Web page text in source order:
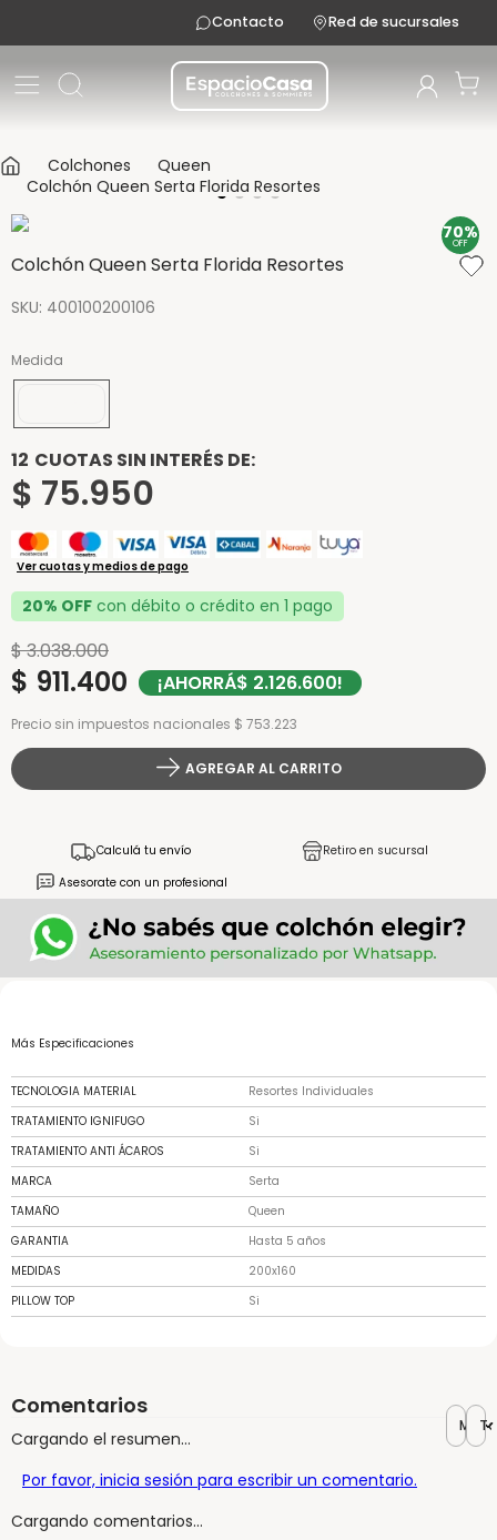
Contacto Red de sucursales
Colchones
Queen
Colchón Queen Serta Florida Resortes
70%
OFF
Colchón Queen Serta Florida Resortes
SKU: 400100200106
Medida
12 CUOTAS SIN INTERÉS DE:
$ 75.950
Ver cuotas y medios de pago
20% OFF con débito o crédito en 1 pago
$3.038.000
$ 911.400 ¡AHORRÁ$ 2.126.600!
Precio sin impuestos nacionales $ 753.223
AGREGAR AL CARRITO
Calculá tu envío
Retiro en sucursal
Asesorate con un profesional
Más Especificaciones
TECNOLOGIA MATERIAL
Resortes Individuales
TRATAMIENTO IGNIFUGO
Si
TRATAMIENTO ANTI ÁCAROS
Si
MARCA
Serta
TAMAÑO
Queen
GARANTIA
Hasta 5 años
MEDIDAS
200x160
PILLOW TOP
Si
Comentarios
Cargando el resumen…
Por favor, inicia sesión para escribir un comentario.
Más
Cargando comentarios…